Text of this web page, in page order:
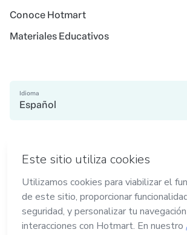
Conoce Hotmart
Materiales Educativos
Idioma
Español
Hecho con en Belo Horizonte